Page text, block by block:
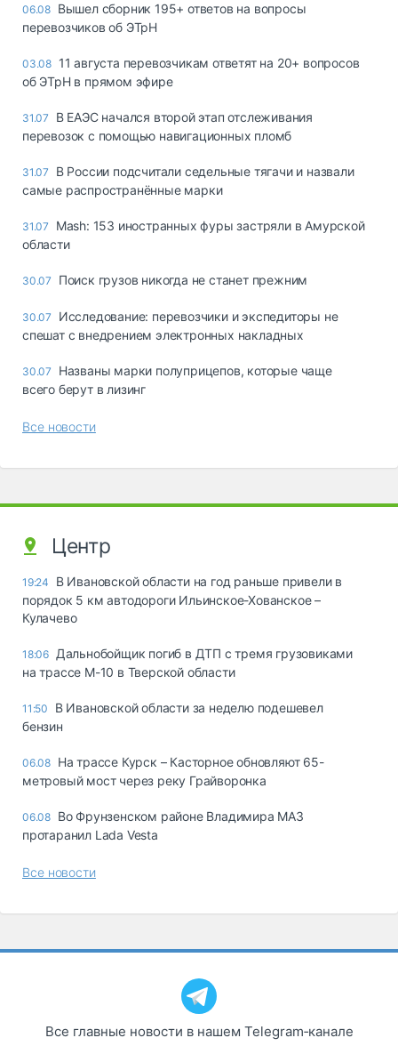
06.08 Вышел сборник 195+ ответов на вопросы
перевозчиков об ЭТрН
03.08 11 августа перевозчикам ответят на 20+ вопросов
об ЭТрН в прямом эфире
31.07
В ЕАЭС начался второй этап отслеживания
перевозок с помощью навигационных пломб
31.07
В России подсчитали седельные тягачи и назвали
самые распространённые марки
31.07
Mash: 153 иностранных фуры застряли в Амурской
области
30.07 Поиск грузов никогда не станет прежним
30.07
Исследование: перевозчики и экспедиторы не
спешат с внедрением электронных накладных
30.07
Названы марки полуприцепов, которые чаще
всего берут в лизинг
Все новости
Центр
19:24
В Ивановской области на год раньше привели в
порядок 5 км автодороги Ильинское-Хованское –
Кулачево
18:06 Дальнобойщик погиб в ДТП с тремя грузовиками
на трассе М-10 в Тверской области
11:50
В Ивановской области за неделю подешевел
бензин
06.08 На трассе Курск – Касторное обновляют 65-
метровый мост через реку Грайворонка
06.08 Во Фрунзенском районе Владимира МАЗ
протаранил Lada Vesta
Все новости
Все главные новости в нашем Telegram‑канале